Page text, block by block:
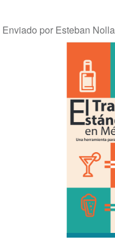
Enviado por Esteban